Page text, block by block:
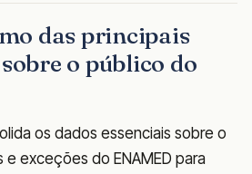
das principais
o público do
os dados essenciais sobre o
exceções do ENAMED para